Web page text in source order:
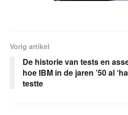
Vorig artikel
De historie van tests en
hoe IBM in de jaren ’50 al
testte